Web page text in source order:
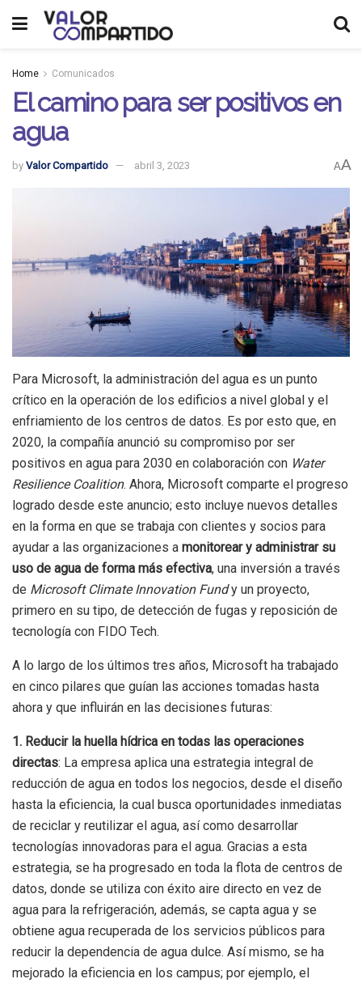
Home Comunicados
El camino para ser positivos en
agua
by Valor Compartido abril 3, 2023 AA
Para Microsoft, la administración del agua es un punto
crítico en la operación de los edificios a nivel global y el
enfriamiento de los centros de datos. Es por esto que, en
2020, la compañía anunció su compromiso por ser
positivos en agua para 2030 en colaboración con Water
Resilience Coalition. Ahora, Microsoft comparte el progreso
logrado desde este anuncio; esto incluye nuevos detalles
en la forma en que se trabaja con clientes y socios para
ayudar a las organizaciones a monitorear y administrar su
uso de agua de forma más efectiva, una inversión a través
de Microsoft Climate Innovation Fundy un proyecto,
primero en su tipo, de detección de fugas y reposición de
tecnología con FIDO Tech.
A lo largo de los últimos tres años, Microsoft ha trabajado
en cinco pilares que guían las acciones tomadas hasta
ahora y que influirán en las decisiones futuras:
1. Reducir la huella hídrica en todas las operaciones
directas: La empresa aplica una estrategia integral de
reducción de agua en todos los negocios, desde el diseño
hasta la eficiencia, la cual busca oportunidades inmediatas
de reciclar y reutilizar el agua, así como desarrollar
tecnologías innovadoras para el agua. Gracias a esta
estrategia, se ha progresado en toda la flota de centros de
datos, donde se utiliza con éxito aire directo en vez de
agua para la refrigeración, además, se capta agua y se
obtiene agua recuperada de los servicios públicos para
reducir la dependencia de agua dulce. Así mismo, se ha
mejorado la eficiencia en los campus; por ejemplo, el